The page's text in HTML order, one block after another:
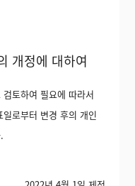
개정에 대하여
토하여 필요에 따라서
로부터 변경 후의 개인